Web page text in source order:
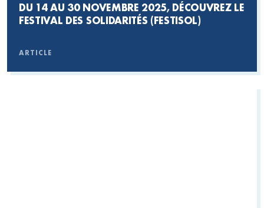
DU 14 AU 30 NOVEMBRE 2025, DÉCOUVREZ LE
FESTIVAL DES SOLIDARITÉS (FESTISOL)
ARTICLE